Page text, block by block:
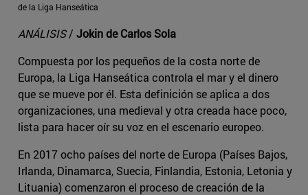
de la Liga Hanseática
ANÁLISIS/ Jokin de Carlos Sola
Compuesta por los pequeños de la costa norte de
Europa, la Liga Hanseática controla el mar y el dinero
que se mueve por él. Esta definición se aplica a dos
organizaciones, una medieval y otra creada hace poco,
lista para hacer oír su voz en el escenario europeo.
En 2017 ocho países del norte de Europa (Países Bajos,
Irlanda, Dinamarca, Suecia, Finlandia, Estonia, Letonia y
Lituania) comenzaron el proceso de creación de la